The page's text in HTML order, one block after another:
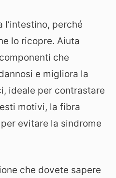
perché
lo ricopre. Aiuta
che
e migliora la
ideale per contrastare
motivi, la fibra
evitare la sindrome
che dovete sapere